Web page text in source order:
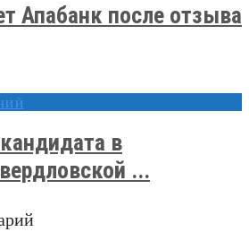
Апабанк после отзыва
в
...